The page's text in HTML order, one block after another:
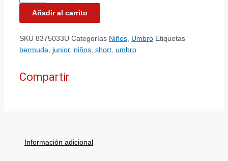
Añadir al carrito
SKU 8375033U Categorías Niños, Umbro Etiquetas
bermuda, junior, niños, short, umbro
Compartir
Información adicional